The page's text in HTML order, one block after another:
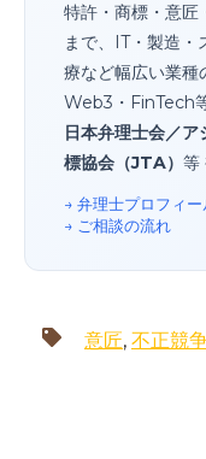
特許・商標・意匠
まで、IT・製造・
療など幅広い業種
Web3・FinTech
日本弁理士会／
標協会（JTA） 等
→ 弁理士プロフィー
→ ご相談の流れ
意匠, 不正競